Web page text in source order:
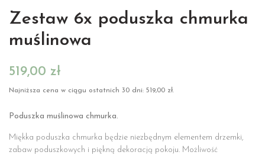
Zestaw 6x poduszka chmurka
muślinowa
519,00 zł
Najniższa cena w ciągu ostatnich 30 dni: 519,00 zł.
Poduszka muślinowa chmurka.
Miękka poduszka chmurka będzie niezbędnym elementem drzemki,
zabaw poduszkowych i piękną dekoracją pokoju. Możliwość